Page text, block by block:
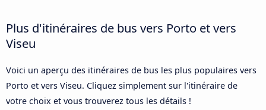
Plus d'itinéraires de bus vers Porto et vers
Viseu
Voici un aperçu des itinéraires de bus les plus populaires vers
Porto et vers Viseu. Cliquez simplement sur l'itinéraire de
votre choix et vous trouverez tous les détails !